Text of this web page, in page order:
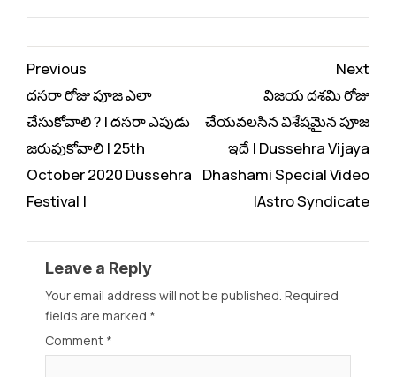
Continue
Reading
Previous
దసరా రోజు పూజ ఎలా
చేసుకోవాలి ? | దసరా ఎపుడు
జరుపుకోవాలి | 25th
October 2020 Dussehra
Festival |
Next
విజయ దశమి రోజు
చేయవలసిన విశేషమైన పూజ
ఇదే | Dussehra Vijaya
Dhashami Special Video
|Astro Syndicate
Leave a Reply
Your email address will not be published. Required
fields are marked *
Comment *